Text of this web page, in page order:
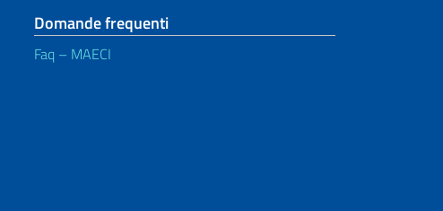
Domande frequenti
Faq – MAECI